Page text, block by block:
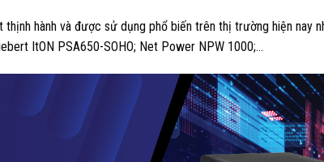
hành và được sử dụng phổ biến trên thị trường hiện nay
ItON PSA650-SOHO; Net Power NPW 1000;…